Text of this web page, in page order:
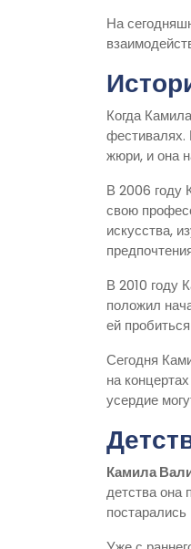
На
Когда
фестивалях.
жюри, и она
В 2006 году
свою
искусства,
В 2010 году
положил
ей
Сегодня
на
усердие
Камила
детства она